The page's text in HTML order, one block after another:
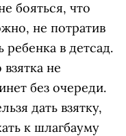
бояться, что
не потратив
ребенка в детсад.
не
без очереди.
дать взятку,
к шлагбауму